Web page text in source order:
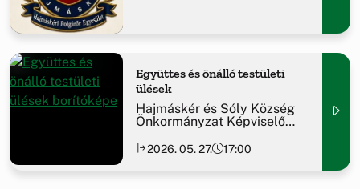
Együttes és önálló testületi
ülések
Hajmáskér és Sóly Község
Önkormányzat Képviselő
követően Hajmáskér Község
2026. 05. 27. 17:00